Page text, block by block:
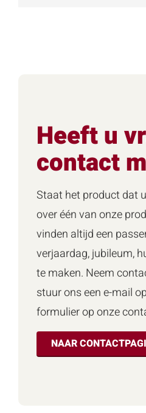
Heeft u
contact
Staat het product dat
over één van onze
vinden altijd een
verjaardag, jubileum,
te maken. Neem
stuur ons een e-mail op
formulier op onze
NAAR